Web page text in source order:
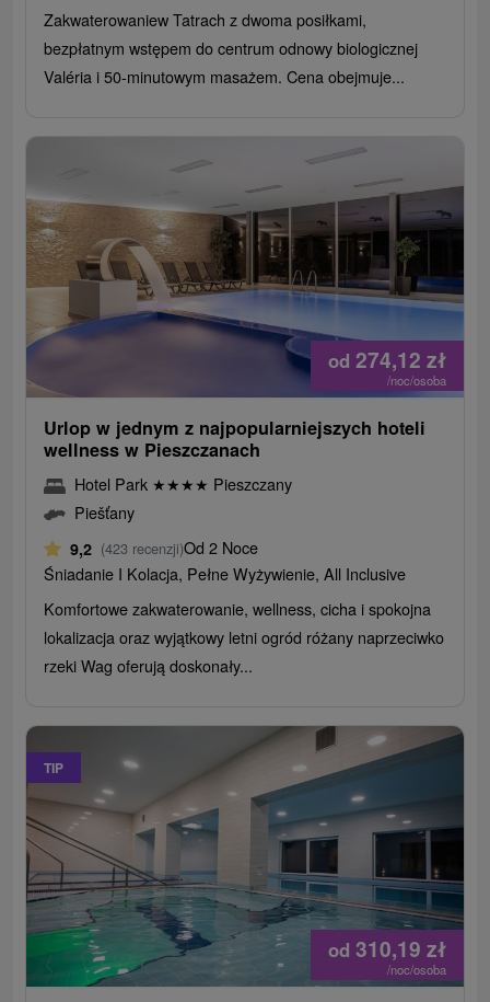
Zakwaterowaniew Tatrach z dwoma posiłkami,
bezpłatnym wstępem do centrum odnowy biologicznej
Valéria i 50-minutowym masażem. Cena obejmuje...
od 274,12 zł
/noc/osoba
Urlop w jednym z najpopularniejszych hoteli
wellness w Pieszczanach
Hotel Park ★★★★ Pieszczany
Piešťany
9,2 (423 recenzji)Od 2 Noce
Śniadanie I Kolacja, Pełne Wyżywienie, All Inclusive
Komfortowe zakwaterowanie, wellness, cicha i spokojna
lokalizacja oraz wyjątkowy letni ogród różany naprzeciwko
rzeki Wag oferują doskonały...
TIP
od 310,19 zł
/noc/osoba